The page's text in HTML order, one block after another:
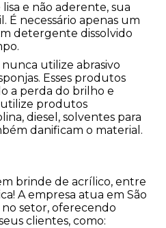
e não aderente, sua
É necessário apenas um
detergente dissolvido
utilize abrasivo
Esses produtos
a perda do brilho e
utilize produtos
diesel, solventes para
danificam o material.
brinde de acrílico, entre
A empresa atua em São
setor, oferecendo
clientes, como: